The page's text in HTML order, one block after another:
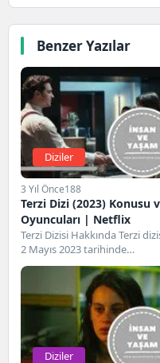
Benzer Yazılar
Diziler
3 Yıl Önce188
Terzi Dizi (2023) Konusu
Oyuncuları | Netflix
Terzi Dizisi Hakkında Terzi
2 Mayıs 2023 tarihinde
gösterime giren Türk yapımı
Diziler